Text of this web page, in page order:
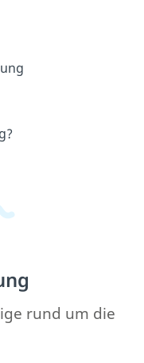
rund um die